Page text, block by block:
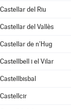
Castellar del Riu
Castellar del Vallès
Castellar de n'Hug
Castellbell i el Vilar
Castellbisbal
Castellcir